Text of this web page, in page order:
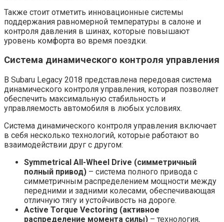
Также стоит отметить инновационные системы
поддержания равномерной температуры в салоне и
контроля давления в шинах, которые повышают
уровень комфорта во время поездки.
Система динамического контроля управления
В Subaru Legacy 2018 представлена передовая система
динамического контроля управления, которая позволяет
обеспечить максимальную стабильность и
управляемость автомобиля в любых условиях.
Система динамического контроля управления включает
в себя несколько технологий, которые работают во
взаимодействии друг с другом:
Symmetrical All-Wheel Drive (симметричный
полный привод) – система полного привода с
симметричным распределением мощности между
передними и задними колесами, обеспечивающая
отличную тягу и устойчивость на дороге.
Active Torque Vectoring (активное
распределение момента силы) – технология,